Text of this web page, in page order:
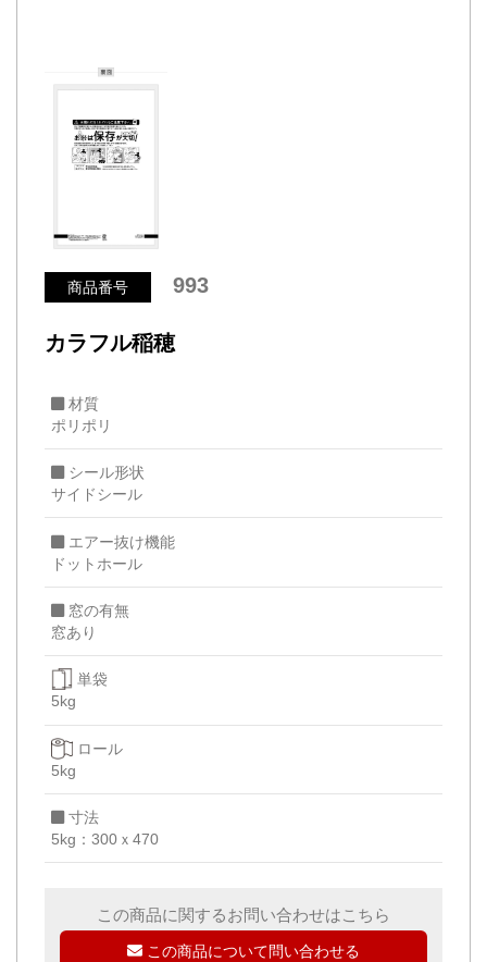
商品番号 993
カラフル稲穂
材質
ポリポリ
シール形状
サイドシール
エアー抜け機能
ドットホール
窓の有無
窓あり
単袋
5kg
ロール
5kg
寸法
5kg：300ｘ470
この商品に関するお問い合わせはこちら
この商品について問い合わせる